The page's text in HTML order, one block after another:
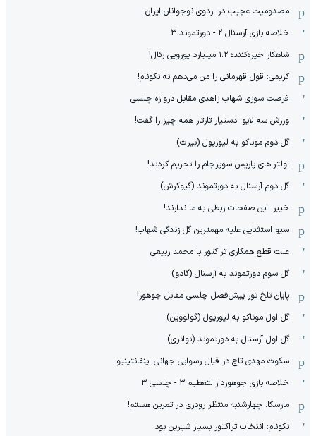
مصدومیت عجیب در اردوی نوجوانان ایران
خلاصه بازی آرسنال 2 - دورتموند 3
شاهکار خیره‌کننده ۱.۲ میلیارد یورویی رئال!
کریمی: قول قهرمانی را من می‌دهم نه نکونام!
فرصت سوزی شهاب زاهدی مقابل دروازه چلسی
ورزش سه لایو: دستیار تارتار همه چیز را گفت!
گل دوم موناکو به لیورپول (بیرث)
اولتراهای پاریس سوپرجام را تحریم کردند!
گل دوم آرسنال به دورتموند (گیوکرش)
خیبر: این صفحات ربطی به ما ندارند!
سیو استثنایی علیه مهمترین گل زندگی شهاب!
علت قطع همکاری تراکتور با محمد ربیعی
گل سوم دورتموند به آرسنال (گادو)
پایان تلخ تور پیش‌فصل چلسی مقابل جوهور!
گل اول موناکو به لیورپول (گولووین)
گل اول آرسنال به دورتموند (نوانری)
سکوت مهدی تاج در قبال رسوایی جهانی اینفانتینیو
خلاصه بازی جوهوردارالتعظیم 3 - چلسی 3
مارسکا: چهارشنبه منتظر رودری در تمرین هستم!
نکونام: انتخاب تراکتور بسیار شیرین بود